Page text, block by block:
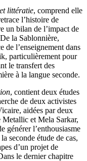
littératie, comprend elle
l’histoire de
un bilan de l’impact de
la Sablonnière,
de l’enseignement dans
particulièrement pour
le transfert des
à la langue seconde.
, contient deux études
de deux activistes
aidées par deux
et Mela Sarkar,
générer l’enthousiasme
seconde étude de cas,
d’un projet de
le dernier chapitre